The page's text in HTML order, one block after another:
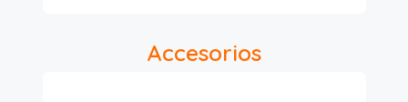
Accesorios